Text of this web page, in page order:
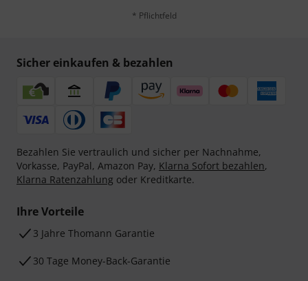
* Pflichtfeld
Sicher einkaufen & bezahlen
Bezahlen Sie vertraulich und sicher per Nachnahme,
Vorkasse, PayPal, Amazon Pay, Klarna Sofort bezahlen,
Klarna Ratenzahlung oder Kreditkarte.
Ihre Vorteile
3 Jahre Thomann Garantie
30 Tage Money-Back-Garantie